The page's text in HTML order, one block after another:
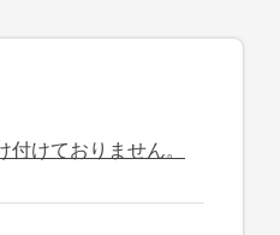
けておりません。